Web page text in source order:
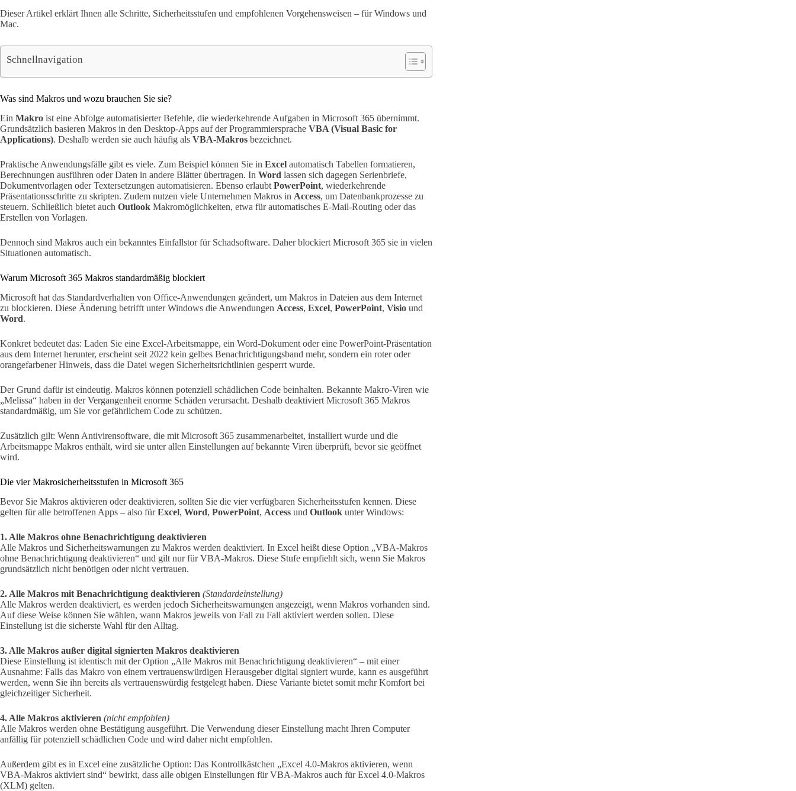
Dieser Artikel erklärt Ihnen alle Schritte, Sicherheitsstufen und empfohlenen Vorgehensweisen – für Windows und
Mac.
Schnellnavigation
Was sind Makros und wozu brauchen Sie sie?
Ein Makro ist eine Abfolge automatisierter Befehle, die wiederkehrende Aufgaben in Microsoft 365 übernimmt.
Grundsätzlich basieren Makros in den Desktop-Apps auf der Programmiersprache VBA (Visual Basic for
Applications). Deshalb werden sie auch häufig als VBA-Makros bezeichnet.
Praktische Anwendungsfälle gibt es viele. Zum Beispiel können Sie in Excel automatisch Tabellen formatieren,
Berechnungen ausführen oder Daten in andere Blätter übertragen. In Word lassen sich dagegen Serienbriefe,
Dokumentvorlagen oder Textersetzungen automatisieren. Ebenso erlaubt PowerPoint, wiederkehrende
Präsentationsschritte zu skripten. Zudem nutzen viele Unternehmen Makros in Access, um Datenbankprozesse zu
steuern. Schließlich bietet auch Outlook Makromöglichkeiten, etwa für automatisches E-Mail-Routing oder das
Erstellen von Vorlagen.
Dennoch sind Makros auch ein bekanntes Einfallstor für Schadsoftware. Daher blockiert Microsoft 365 sie in vielen
Situationen automatisch.
Warum Microsoft 365 Makros standardmäßig blockiert
Microsoft hat das Standardverhalten von Office-Anwendungen geändert, um Makros in Dateien aus dem Internet
zu blockieren. Diese Änderung betrifft unter Windows die Anwendungen Access, Excel, PowerPoint, Visio und
Word.
Konkret bedeutet das: Laden Sie eine Excel-Arbeitsmappe, ein Word-Dokument oder eine PowerPoint-Präsentation
aus dem Internet herunter, erscheint seit 2022 kein gelbes Benachrichtigungsband mehr, sondern ein roter oder
orangefarbener Hinweis, dass die Datei wegen Sicherheitsrichtlinien gesperrt wurde.
Der Grund dafür ist eindeutig. Makros können potenziell schädlichen Code beinhalten. Bekannte Makro-Viren wie
„Melissa“ haben in der Vergangenheit enorme Schäden verursacht. Deshalb deaktiviert Microsoft 365 Makros
standardmäßig, um Sie vor gefährlichem Code zu schützen.
Zusätzlich gilt: Wenn Antivirensoftware, die mit Microsoft 365 zusammenarbeitet, installiert wurde und die
Arbeitsmappe Makros enthält, wird sie unter allen Einstellungen auf bekannte Viren überprüft, bevor sie geöffnet
wird.
Die vier Makrosicherheitsstufen in Microsoft 365
Bevor Sie Makros aktivieren oder deaktivieren, sollten Sie die vier verfügbaren Sicherheitsstufen kennen. Diese
gelten für alle betroffenen Apps – also fürExcel, Word, PowerPoint, Access und Outlook unter Windows:
1. Alle Makros ohne Benachrichtigung deaktivieren
Alle Makros und Sicherheitswarnungen zu Makros werden deaktiviert. In Excel heißt diese Option „VBA-Makros
ohne Benachrichtigung deaktivieren“ und gilt nur für VBA-Makros. Diese Stufe empfiehlt sich, wenn Sie Makros
grundsätzlich nicht benötigen oder nicht vertrauen.
2. Alle Makros mit Benachrichtigung deaktivieren (Standardeinstellung)
Alle Makros werden deaktiviert, es werden jedoch Sicherheitswarnungen angezeigt, wenn Makros vorhanden sind.
Auf diese Weise können Sie wählen, wann Makros jeweils von Fall zu Fall aktiviert werden sollen. Diese
Einstellung ist die sicherste Wahl für den Alltag.
3. Alle Makros außer digital signierten Makros deaktivieren
Diese Einstellung ist identisch mit der Option „Alle Makros mit Benachrichtigung deaktivieren“ – mit einer
Ausnahme: Falls das Makro von einem vertrauenswürdigen Herausgeber digital signiert wurde, kann es ausgeführt
werden, wenn Sie ihn bereits als vertrauenswürdig festgelegt haben. Diese Variante bietet somit mehr Komfort bei
gleichzeitiger Sicherheit.
4. Alle Makros aktivieren (nicht empfohlen)
Alle Makros werden ohne Bestätigung ausgeführt. Die Verwendung dieser Einstellung macht Ihren Computer
anfällig für potenziell schädlichen Code und wird daher nicht empfohlen.
Außerdem gibt es in Excel eine zusätzliche Option: Das Kontrollkästchen „Excel 4.0-Makros aktivieren, wenn
VBA-Makros aktiviert sind“ bewirkt, dass alle obigen Einstellungen für VBA-Makros auch für Excel 4.0-Makros
(XLM) gelten.